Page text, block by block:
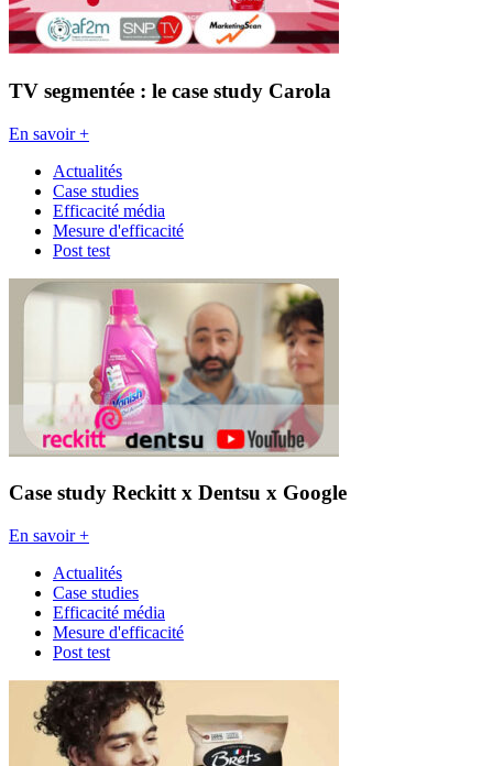
TV segmentée : le case study Carola
En savoir +
Actualités
Case studies
Efficacité média
Mesure d'efficacité
Post test
Case study Reckitt x Dentsu x Google
En savoir +
Actualités
Case studies
Efficacité média
Mesure d'efficacité
Post test